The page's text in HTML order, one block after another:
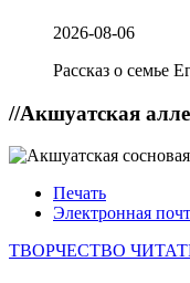
2026-08-06
Рассказ о семье
//Акшуатская
Печать
Электронная
ТВОРЧЕСТВО